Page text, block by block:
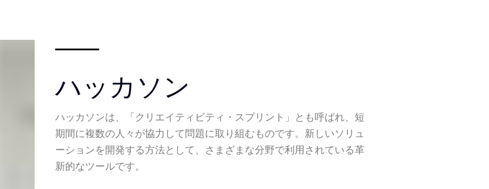
ハッカソン
ハッカソンは、「クリエイティビティ・スプリント」とも呼ばれ、短
期間に複数の人々が協力して問題に取り組むものです。新しいソリュ
ーションを開発する方法として、さまざまな分野で利用されている革
新的なツールです。